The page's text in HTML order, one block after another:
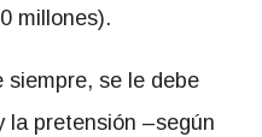
millones).
siempre, se le debe
la pretensión –según